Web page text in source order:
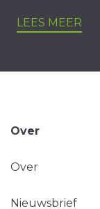
LEES MEER
Over
Over
Nieuwsbrief